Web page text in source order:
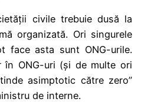
civile trebuie dusă la
organizată. Ori singurele
face asta sunt ONG-urile.
în ONG-uri (și de multe ori
asimptotic către zero”
de interne.